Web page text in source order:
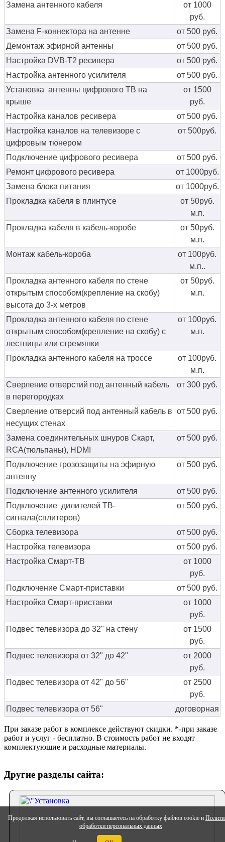
Продолжая использовать сайт, вы соглашаетесь на обработку файлов cookie и
обработки персональных данных
Замена антенного кабеля
от 1000
руб.
Замена F-коннектора на антенне
от 500 руб.
Демонтаж эфирной антенны
от 500 руб.
Настройка DVB-T2 ресивера
от 500 руб.
Настройка антенного усилителя
от 500 руб.
Установка антенны цифрового ТВ на
крыше
от 1500
руб.
Настройка каналов ресивера
от 500 руб.
Настройка каналов на телевизоре с
цифровым тюнером
от 500руб.
Подключение цифрового ресивера
от 500 руб.
Ремонт цифрового ресивера
от 1000руб.
Замена блока питания
от 1000руб.
Прокладка кабеля в плинтусе
от 50руб.
м.п.
Прокладка кабеля в кабель-коробе
от 50руб.
м.п.
Монтаж кабель-короба
от 100руб.
м.п..
Прокладка антенного кабеля по стене
открытым способом(крепление на скобу)
высота до 3-х метров
от 50руб.
м.п.
Прокладка антенного кабеля по стене
открытым способом(крепление на скобу) с
лестницы или стремянки
от 100руб.
м.п.
Прокладка антенного кабеля на троссе
от 100руб.
м.п.
Сверление отверстий под антенный кабель
в перегородках
от 300 руб.
Сверление отверсий под антенный кабель в
несущих стенах
от 500 руб.
Замена соединительных шнуров Скарт,
RCA(тюльпаны), HDMI
от 500 руб.
Подключение грозозащиты на эфирную
антенну
от 500 руб.
Подключение антенного усилителя
от 500 руб.
Подключение дилителей ТВ-
сигнала(сплитеров)
от 500 руб.
Сборка телевизора
от 500 руб.
Настройка телевизора
от 500 руб.
Настройка Смарт-ТВ
от 1000
руб.
Подключение Смарт-приставки
от 500 руб.
Настройка Смарт-приставки
от 1000
руб.
Подвес телевизора до 32" на стену
от 1500
руб.
Подвес телевизора от 32" до 42"
от 2000
руб.
Подвес телевизора от 42" до 56"
от 2500
руб.
Подвес телевизора от 56"
договорная
При заказе работ в комплексе действуют скидки. *-при заказе
работ и услуг - бесплатно. В стоимость работ не входят
комплектующие и расходные материалы.
Другие разделы сайта: